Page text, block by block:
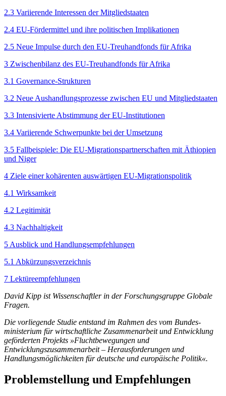
2.3 Variierende Interessen der Mitgliedstaaten
2.4 EU-Fördermittel und ihre politischen Implikationen
2.5 Neue Impulse durch den EU-Treuhandfonds für Afrika
3 Zwischenbilanz des EU-Treuhandfonds für Afrika
3.1 Governance-Strukturen
3.2 Neue Aushandlungsprozesse zwischen EU und Mitgliedstaaten
3.3 Intensivierte Abstimmung der EU-Institutionen
3.4 Variierende Schwerpunkte bei der Umsetzung
3.5 Fallbeispiele: Die EU-Migrations­partnerschaften mit Äthiopien
und Niger
4 Ziele einer kohärenten aus­wärtigen EU-Migrationspolitik
4.1 Wirksamkeit
4.2 Legitimität
4.3 Nachhaltigkeit
5 Ausblick und Handlungsempfehlungen
5.1 Abkürzungsverzeichnis
7 Lektüreempfehlungen
David Kipp ist Wissenschaftler in der Forschungsgruppe Globale
Fragen.
Die vorliegende Studie entstand im Rahmen des vom Bundes­
ministerium für wirtschaftliche Zusammenarbeit und Ent­wicklung
geförderten Projekts »Fluchtbewegungen und
Entwicklungszusammenarbeit – Herausforderungen und
Handlungsmöglichkeiten für deutsche und europäische Politik«.
Problemstellung und Empfehlungen